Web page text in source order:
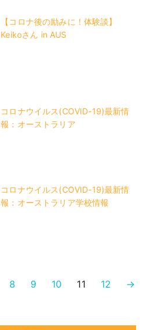
【コロナ後の励みに！体験談】
Keikoさん in AUS
コロナウイルス(COVID-19)最新情
報：オーストラリア
コロナウイルス(COVID-19)最新情
報：オーストラリア学校情報
8 9 10 11 12 →